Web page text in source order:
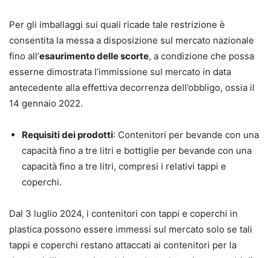
Per gli imballaggi sui quali ricade tale restrizione è
consentita la messa a disposizione sul mercato nazionale
fino all’esaurimento delle scorte, a condizione che possa
esserne dimostrata l’immissione sul mercato in data
antecedente alla effettiva decorrenza dell’obbligo, ossia il
14 gennaio 2022.
Requisiti dei prodotti: Contenitori per bevande con una
capacità fino a tre litri e bottiglie per bevande con una
capacità fino a tre litri, compresi i relativi tappi e
coperchi.
Dal 3 luglio 2024, i contenitori con tappi e coperchi in
plastica possono essere immessi sul mercato solo se tali
tappi e coperchi restano attaccati ai contenitori per la